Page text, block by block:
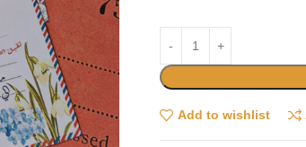
Add to wishlist